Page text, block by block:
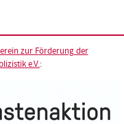
zur Förderung der
e.V.: